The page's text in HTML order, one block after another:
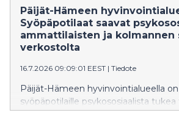
merkkejä kasvavasta
Lahdessa rokotteiden tarpeellisuus
enemmän keskustelua asiakkaiden
Päijät-Hämeen
Syöpäpotilaat saavat
ammattilaisten ja kolmannen
verkostolta
16.7.2026 09:09:01 EEST | Tiedote
Päijät-Hämeen hyvinvointialueella
syöpäpotilaille psykososiaalista tukea
tahojen tukiverkosto. Verkoston